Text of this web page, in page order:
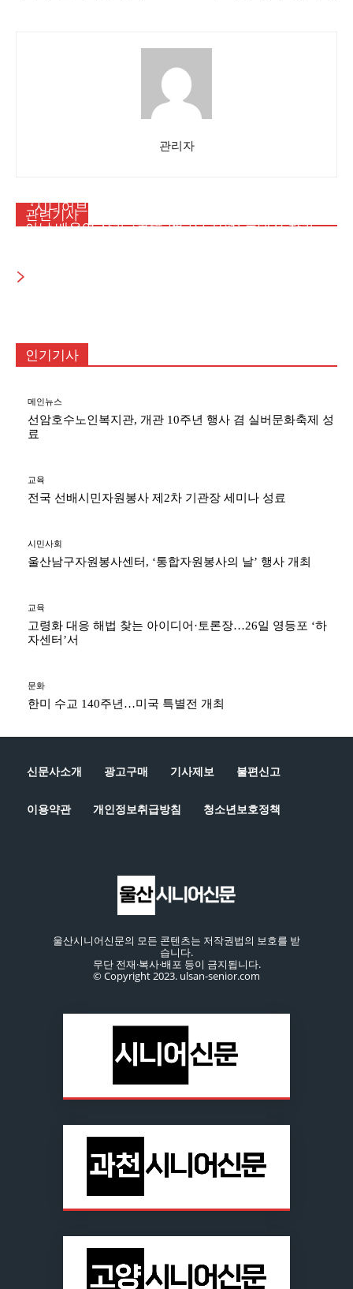
관리자
관련기사
‘시니어브리지 아카데미’ 37기 기본교육 참여자 모
집
아남 배옥영 작가, ‘書境 새로운 지평’ 초대전 참가…
인기기사
메인뉴스
선암호수노인복지관, 개관 10주년 행사 겸 실버문화축제 성
료
교육
전국 선배시민자원봉사 제2차 기관장 세미나 성료
시민사회
울산남구자원봉사센터, ‘통합자원봉사의 날’ 행사 개최
교육
고령화 대응 해법 찾는 아이디어·토론장…26일 영등포 ‘하
자센터’서
문화
한미 수교 140주년…미국 특별전 개최
신문사소개 광고구매 기사제보 불편신고
이용약관 개인정보취급방침 청소년보호정책
울산시니어신문의 모든 콘텐츠는 저작권법의 보호를 받
습니다.
무단 전재·복사·배포 등이 금지됩니다.
© Copyright 2023. ulsan-senior.com